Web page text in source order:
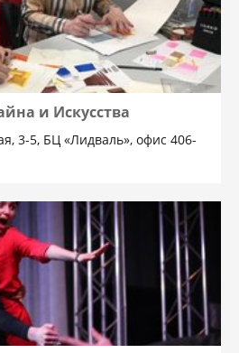
и Искусства
3-5, БЦ «Лидваль», офис 406-